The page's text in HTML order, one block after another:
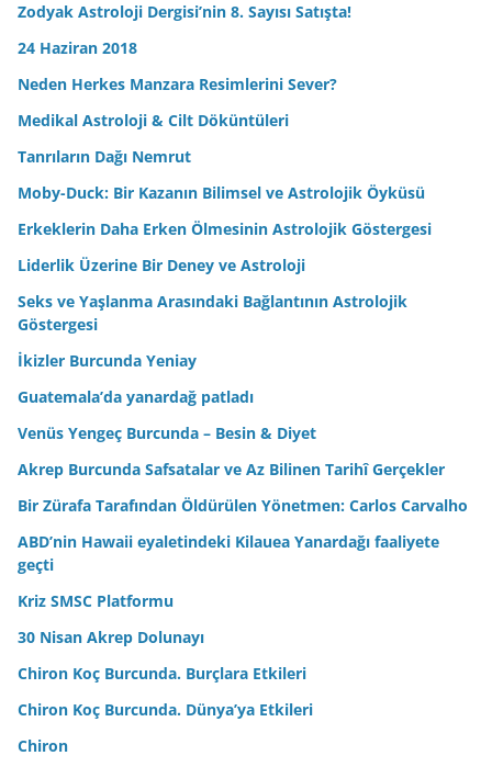
Zodyak Astroloji Dergisi’nin 8. Sayısı Satışta!
24 Haziran 2018
Neden Herkes Manzara Resimlerini Sever?
Medikal Astroloji & Cilt Döküntüleri
Tanrıların Dağı Nemrut
Moby-Duck: Bir Kazanın Bilimsel ve Astrolojik Öyküsü
Erkeklerin Daha Erken Ölmesinin Astrolojik Göstergesi
Liderlik Üzerine Bir Deney ve Astroloji
Seks ve Yaşlanma Arasındaki Bağlantının Astrolojik
Göstergesi
İkizler Burcunda Yeniay
Guatemala’da yanardağ patladı
Venüs Yengeç Burcunda – Besin & Diyet
Akrep Burcunda Safsatalar ve Az Bilinen Tarihî Gerçekler
Bir Zürafa Tarafından Öldürülen Yönetmen: Carlos Carvalho
ABD’nin Hawaii eyaletindeki Kilauea Yanardağı faaliyete
geçti
Kriz SMSC Platformu
30 Nisan Akrep Dolunayı
Chiron Koç Burcunda. Burçlara Etkileri
Chiron Koç Burcunda. Dünya’ya Etkileri
Chiron